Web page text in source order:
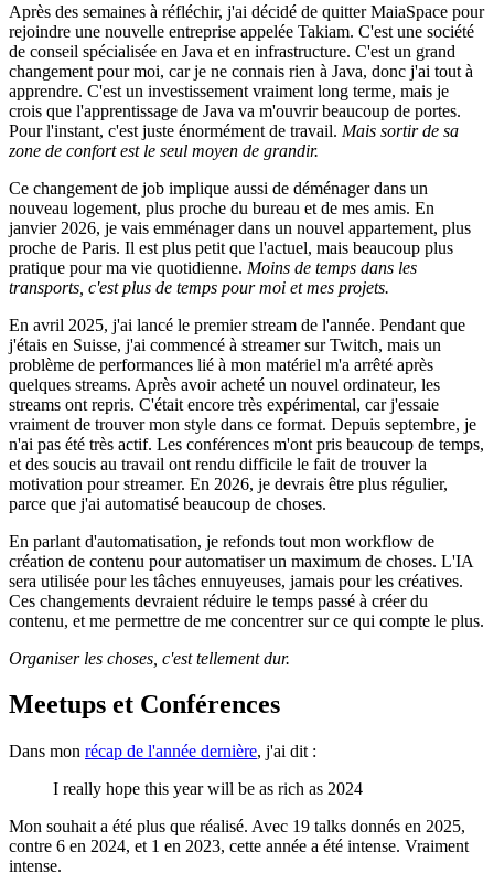
Après des semaines à réfléchir, j'ai décidé de quitter MaiaSpace pour
rejoindre une nouvelle entreprise appelée Takiam. C'est une société
de conseil spécialisée en Java et en infrastructure. C'est un grand
changement pour moi, car je ne connais rien à Java, donc j'ai tout à
apprendre. C'est un investissement vraiment long terme, mais je
crois que l'apprentissage de Java va m'ouvrir beaucoup de portes.
Pour l'instant, c'est juste énormément de travail. Mais sortir de sa
zone de confort est le seul moyen de grandir.
Ce changement de job implique aussi de déménager dans un
nouveau logement, plus proche du bureau et de mes amis. En
janvier 2026, je vais emménager dans un nouvel appartement, plus
proche de Paris. Il est plus petit que l'actuel, mais beaucoup plus
pratique pour ma vie quotidienne. Moins de temps dans les
transports, c'est plus de temps pour moi et mes projets.
En avril 2025, j'ai lancé le premier stream de l'année. Pendant que
j'étais en Suisse, j'ai commencé à streamer sur Twitch, mais un
problème de performances lié à mon matériel m'a arrêté après
quelques streams. Après avoir acheté un nouvel ordinateur, les
streams ont repris. C'était encore très expérimental, car j'essaie
vraiment de trouver mon style dans ce format. Depuis septembre, je
n'ai pas été très actif. Les conférences m'ont pris beaucoup de temps,
et des soucis au travail ont rendu difficile le fait de trouver la
motivation pour streamer. En 2026, je devrais être plus régulier,
parce que j'ai automatisé beaucoup de choses.
En parlant d'automatisation, je refonds tout mon workflow de
création de contenu pour automatiser un maximum de choses. L'IA
sera utilisée pour les tâches ennuyeuses, jamais pour les créatives.
Ces changements devraient réduire le temps passé à créer du
contenu, et me permettre de me concentrer sur ce qui compte le plus.
Organiser les choses, c'est tellement dur.
Meetups et Conférences
Dans mon récap de l'année dernière, j'ai dit :
I really hope this year will be as rich as 2024
Mon souhait a été plus que réalisé. Avec 19 talks donnés en 2025,
contre 6 en 2024, et 1 en 2023, cette année a été intense. Vraiment
intense.